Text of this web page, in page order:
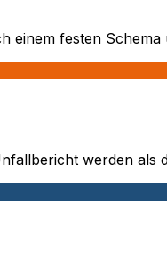
festen
werden